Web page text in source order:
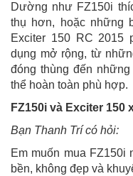
Dường như FZ150i
thụ hơn, hoặc những
Exciter 150 RC
dụng mở rộng, từ
đóng thùng đến
thể hoàn toàn phù hợp.
FZ150i và Exciter 150
Bạn Thanh Trí có hỏi:
Em muốn mua
bền, không đẹp và